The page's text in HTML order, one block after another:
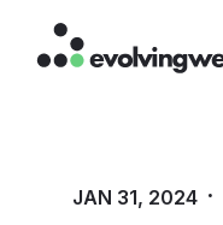
Aller
JAN 31, 2024 ·